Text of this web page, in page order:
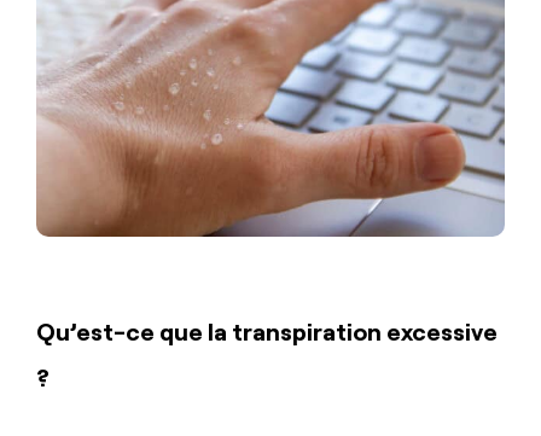
Qu’est-ce que la transpiration excessive
?